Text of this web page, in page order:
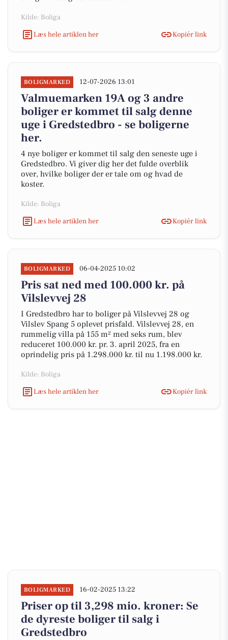
Kilde: Boliga
Læs hele artiklen her
Kopiér link
BOLIGMARKED 12-07-2026 13:01
Valmuemarken 19A og 3 andre
boliger er kommet til salg denne
uge i Gredstedbro - se boligerne
her.
4 nye boliger er kommet til salg den seneste uge i
Gredstedbro. Vi giver dig her det fulde overblik
over, hvilke boliger der er tale om og hvad de
koster.
Kilde: Boliga
Læs hele artiklen her
Kopiér link
BOLIGMARKED 06-04-2025 10:02
Pris sat ned med 100.000 kr. på
Vilslevvej 28
I Gredstedbro har to boliger på Vilslevvej 28 og
Vilslev Spang 5 oplevet prisfald. Vilslevvej 28, en
rummelig villa på 155 m² med seks rum, blev
reduceret 100.000 kr. pr. 3. april 2025, fra en
oprindelig pris på 1.298.000 kr. til nu 1.198.000 kr.
Kilde: Boliga
Læs hele artiklen her
Kopiér link
BOLIGMARKED 16-02-2025 13:22
Priser op til 3,298 mio. kroner: Se
de dyreste boliger til salg i
Gredstedbro